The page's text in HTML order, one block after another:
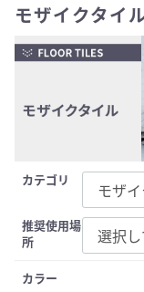
モザイクタイ
カテゴリ
推奨使用場
所
カラー